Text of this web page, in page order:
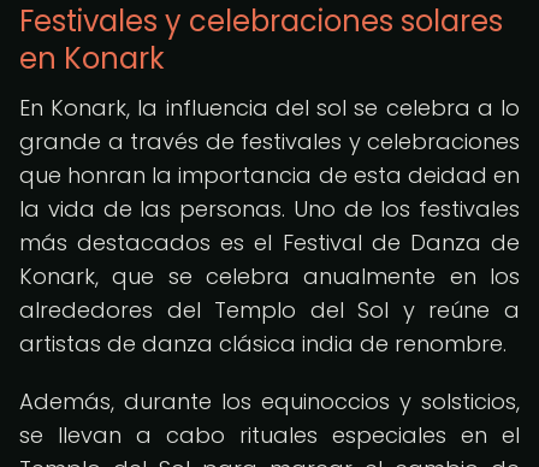
Festivales y celebraciones solares
en Konark
En Konark, la influencia del sol se celebra a lo
grande a través de festivales y celebraciones
que honran la importancia de esta deidad en
la vida de las personas. Uno de los festivales
más destacados es el Festival de Danza de
Konark, que se celebra anualmente en los
alrededores del Templo del Sol y reúne a
artistas de danza clásica india de renombre.
Además, durante los equinoccios y solsticios,
se llevan a cabo rituales especiales en el